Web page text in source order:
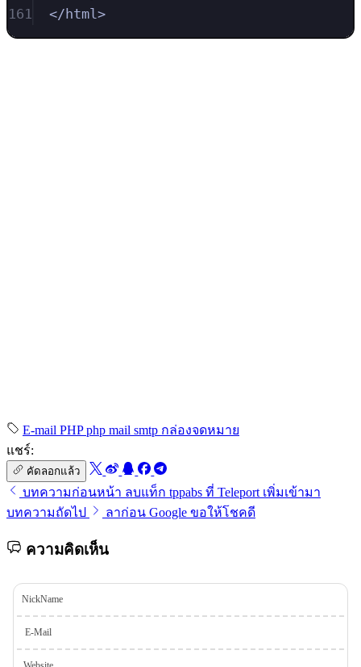
161
</html>
E-mail PHPphp mail smtp กล่องจดหมาย
แชร์:
คัดลอกแล้ว
บทความก่อนหน้า ลบแท็ก tppabs ที่ Teleport เพิ่มเข้ามา
บทความถัดไป
ลาก่อน Google ขอให้โชคดี
ความคิดเห็น
NickName
E-Mail